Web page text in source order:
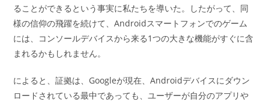
ることができるという事実に私たちを導いた。したがって、同
様の信仰の飛躍を続けて、Androidスマートフォンでのゲーム
には、コンソールデバイスから来る1つの大きな機能がすぐに含
まれるかもしれません。
によると、証拠は、Googleが現在、Androidデバイスにダウン
ロードされている最中であっても、ユーザーが自分のアプリや